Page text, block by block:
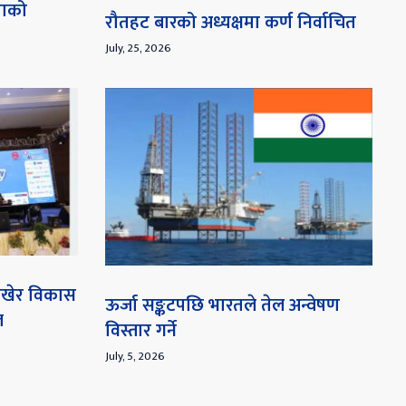
रौतहट बारको अध्यक्षमा कर्ण निर्वाचित
July, 25, 2026
विकास
ऊर्जा सङ्कटपछि भारतले तेल अन्वेषण
विस्तार गर्ने
July, 5, 2026